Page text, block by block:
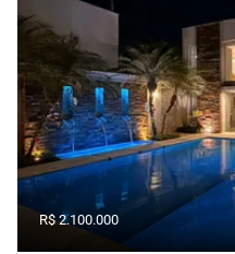
R$ 2.100.000